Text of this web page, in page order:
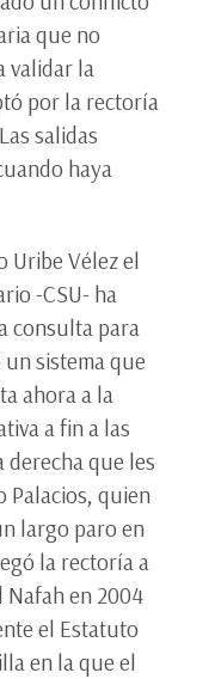
que no
validar la
por la rectoría
salidas
haya
Uribe Vélez el
-CSU- ha
consulta para
sistema que
ahora a la
a fin a las
derecha que les
Palacios, quien
largo paro en
la rectoría a
Nafah en 2004
el Estatuto
en la que el